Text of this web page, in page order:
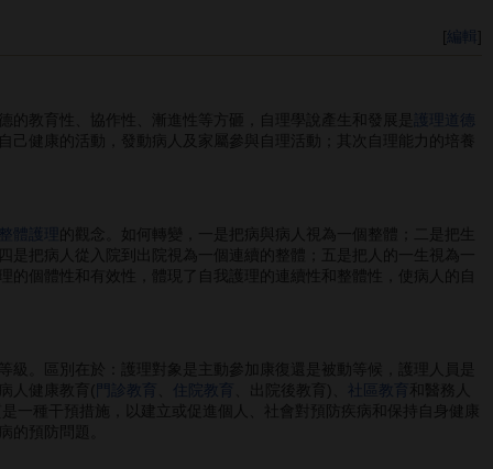
[編輯
的教育性、協作性、漸進性等方砸，自理學說產生和發展是
護理道德
健康的活動，發動病人及家屬參與自理活動；其次自理能力的培養
整體護理 的觀念。如何轉變，一是把病與病人視為一個整體；二是把生
把病人從入院到出院視為一個連續的整體；五是把人的一生視為一
個體性和有效性，體現了自我護理的連續性和整體性，使病人的自
級。區別在於：護理對象是主動參加康復還是被動等候，護理人員是
人健康教育( 門診教育 住院教育 、出院後教育)、 社區教育
和醫務人
是一種干預措施，以建立或促進個人、社會對預防疾病和保持自身健康
的預防問題。